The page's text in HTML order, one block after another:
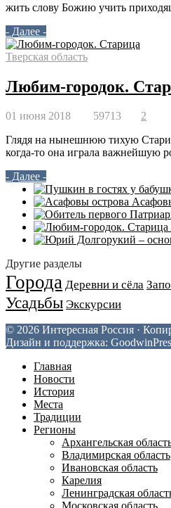
жить слову Божию учить
- Далее -
Тверская область
Любим-городок.
01 июня 2018 59713 2
Глядя на нынешнюю тихую
когда-то она играла важнейшую
- Далее -
Другие разделы
Города Деревни и сёла
Усадьбы Экскурсии
© 2026 Интересная Россия ·
Дизайн и поддержка:
Главная
Новости
История
Места
Традиции
Регионы
Архангельская
Владимирская область
Ивановская область
Карелия
Ленинградская